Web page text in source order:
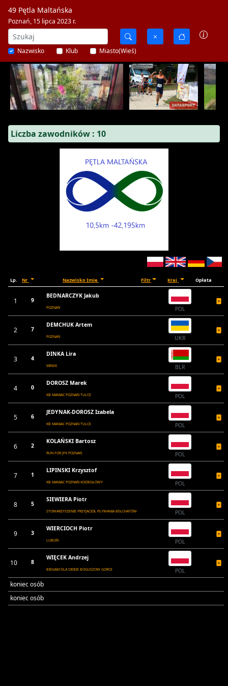
49 Pętla Maltańska
Poznań, 15 lipca 2023 r.
Nazwisko Klub Miasto(Wieś)
Liczba zawodników : 10
Lp. Nr Nazwisko Imię Filtr Kraj Opłata
1 9
BEDNARCZYK Jakub
POZNAŃ POL
2 7
DEMCHUK Artem
POZNAŃ UKR
3 4
DINKA Lira
MINSK BLR
4 0
DOROSZ Marek
KB MANIAC POZNAŃ TULCE POL
5 6
JEDYNAK-DOROSZ Izabela
KB MANIAC POZNAŃ TULCE POL
6 2
KOLAŃSKI Bartosz
RUN FOR JFK POZNAŃ POL
7 1
LIPINSKI Krzysztof
KB MANIAC POZNAŃ KOZIEGŁOWY POL
8 5
SIEWIERA Piotr
STOWARZYSZENIE PRZYJACIÓŁ PŁYWANIA BEŁCHATÓW POL
9 3
WIERCIOCH Piotr
LUBOŃ POL
10 8
WIĘCEK Andrzej
BIEGAM DLA SIEBIE BOGUSZOW GORCE POL
koniec osób
koniec osób